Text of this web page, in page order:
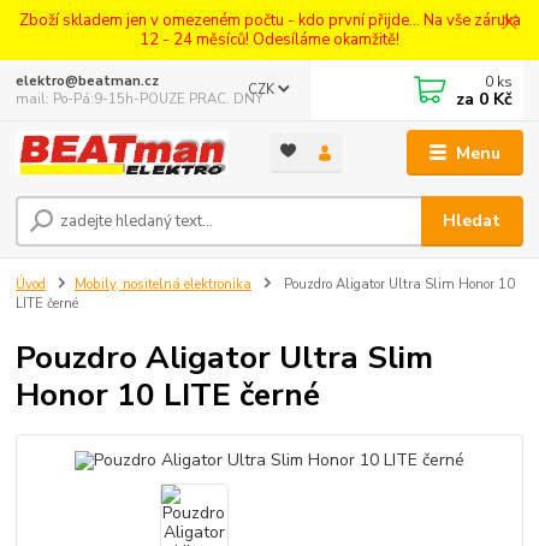
Zboží skladem jen v omezeném počtu - kdo první přijde... Na vše záruka
12 - 24 měsíců! Odesíláme okamžitě!
Menu
CZK
Hledat
elektro@beatman.cz
mail: Po-Pá:9-15h-POUZE PRAC. DNY
0 ks
za 0 Kč
Úvod Mobily, nositelná elektronika
Pouzdro Aligator Ultra Slim Honor 10
LITE černé
Pouzdro Aligator Ultra Slim
Honor 10 LITE černé